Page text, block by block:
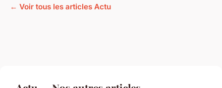
← Voir tous les articles Actu